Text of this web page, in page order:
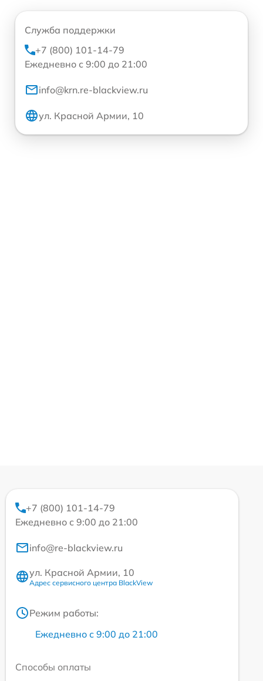
Служба поддержки
+7 (800) 101-14-79
Ежедневно с 9:00 до 21:00
info@krn.re-blackview.ru
ул. Красной Армии, 10
+7 (800) 101-14-79
Ежедневно с 9:00 до 21:00
info@re-blackview.ru
ул. Красной Армии, 10
Адрес сервисного центра BlackView
Режим работы:
Ежедневно с 9:00 до 21:00
Способы оплаты